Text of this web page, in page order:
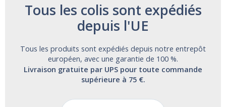
Tous les colis sont expédiés
depuis l'UE
Tous les produits sont expédiés depuis notre entrepôt
européen, avec une garantie de 100 %.
Livraison gratuite par UPS pour toute commande
supérieure à 75 €.